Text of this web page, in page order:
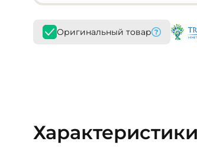
Оригинальный товар
Характеристики